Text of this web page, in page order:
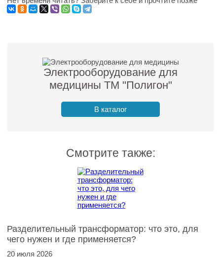
Электрооборудование для
медицины ТМ "Полигон"
В каталог
Смотрите также:
Разделительный трансформатор: что это, для
чего нужен и где применяется?
20 июля 2026